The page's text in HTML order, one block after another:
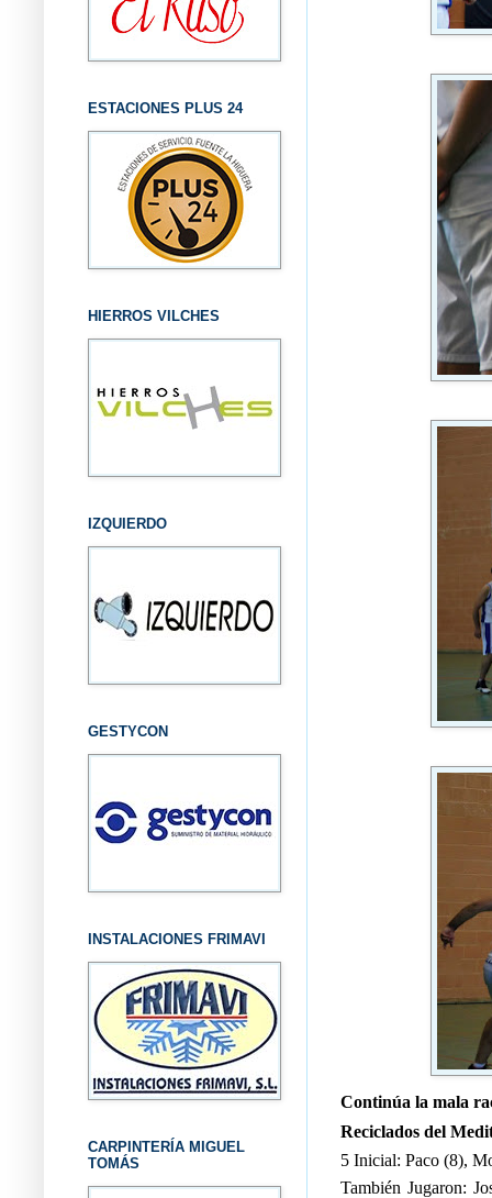
Continúa la mala
Reciclados del
5 Inicial: Paco (8),
También Jugaron:
ESTACIONES PLUS 24
HIERROS VILCHES
IZQUIERDO
GESTYCON
INSTALACIONES FRIMAVI
CARPINTERÍA MIGUEL
TOMÁS